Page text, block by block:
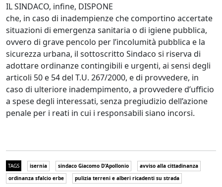
IL SINDACO, infine, DISPONE
che, in caso di inadempienze che comportino accertate
situazioni di emergenza sanitaria o di igiene pubblica,
ovvero di grave pencolo per l’incolumità pubblica e la
sicurezza urbana, il sottoscritto Sindaco si riserva di
adottare ordinanze contingibili e urgenti, ai sensi degli
articoli 50 e 54 del T.U. 267/2000, e di provvedere, in
caso di ulteriore inadempimento, a provvedere d’ufficio
a spese degli interessati, senza pregiudizio dell’azione
penale per i reati in cui i responsabili siano incorsi.
TAGS isernia sindaco Giacomo D'Apollonio
avviso alla cittadinanza
ordinanza sfalcio erbe
pulizia terreni e alberi ricadenti su strada